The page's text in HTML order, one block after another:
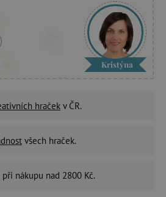
Kristýna
hraček v ČR.
všech hraček.
při nákupu nad 2800 Kč.